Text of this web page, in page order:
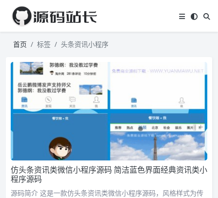
首页 标签 头条资讯小程序
仿头条资讯类微信小程序源码 简洁蓝色界面经典资讯类小
程序源码
源码简介 这是一款仿头条资讯类微信小程序源码，风格样式为传